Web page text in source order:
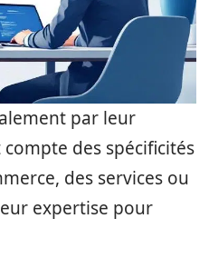
par leur
des spécificités
des services ou
expertise pour